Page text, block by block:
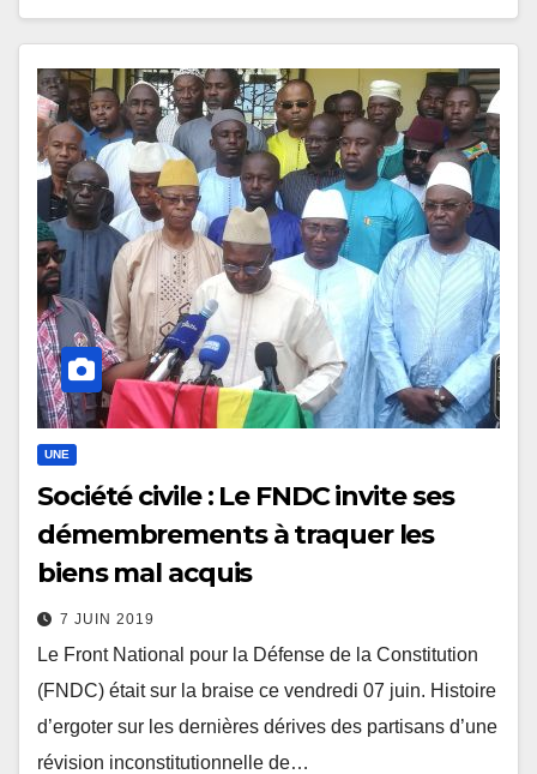
UNE
Société civile : Le FNDC invite ses
démembrements à traquer les
biens mal acquis
7 JUIN 2019
Le Front National pour la Défense de la Constitution
(FNDC) était sur la braise ce vendredi 07 juin. Histoire
d’ergoter sur les dernières dérives des partisans d’une
révision inconstitutionnelle de…